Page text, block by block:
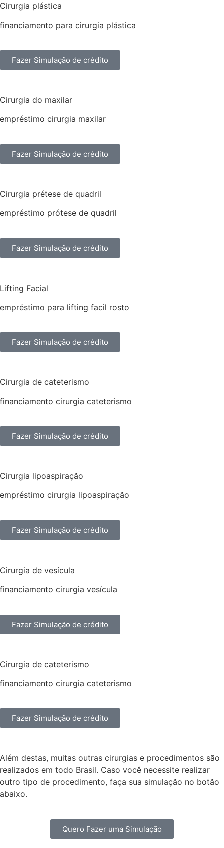
Cirurgia plástica
financiamento para cirurgia plástica
Fazer Simulação de crédito
Cirurgia do maxilar
empréstimo cirurgia maxilar
Fazer Simulação de crédito
Cirurgia prétese de quadril
empréstimo prótese de quadril
Fazer Simulação de crédito
Lifting Facial
empréstimo para lifting facil rosto
Fazer Simulação de crédito
Cirurgia de cateterismo
financiamento cirurgia cateterismo
Fazer Simulação de crédito
Cirurgia lipoaspiração
empréstimo cirurgia lipoaspiração
Fazer Simulação de crédito
Cirurgia de vesícula
financiamento cirurgia vesícula
Fazer Simulação de crédito
Cirurgia de cateterismo
financiamento cirurgia cateterismo
Fazer Simulação de crédito
Além destas, muitas outras cirurgias e procedimentos são
realizados em todo Brasil. Caso você necessite realizar
outro tipo de procedimento, faça sua simulação no botão
abaixo.
Quero Fazer uma Simulação